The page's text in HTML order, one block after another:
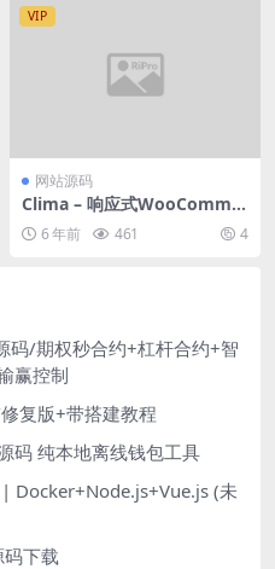
VIP
网站源码
Clima – 响应式WooCommer
ce WordPress 主题
6 年前 461 4
码/期权秒合约+杠杆合约+智
赢控制
复版+带搭建教程
码 纯本地离线钱包工具
Docker+Node.js+Vue.js (未
下载